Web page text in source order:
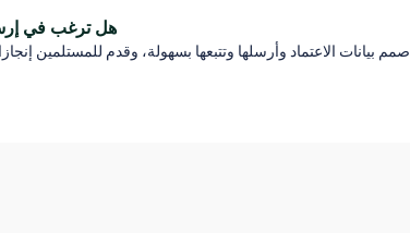
هل ترغب في
صمم بيانات الاعتماد وأرسلها وتتبعها بسهولة، وقدم للمستلمين